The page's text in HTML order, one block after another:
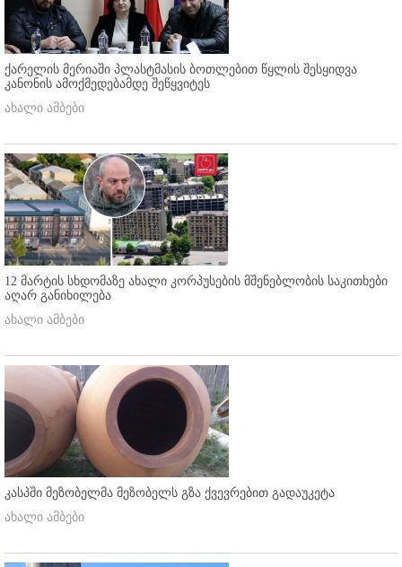
ქარელის მერიაში პლასტმასის ბოთლებით წყლის შესყიდვა
კანონის ამოქმედებამდე შეწყვიტეს
ახალი ამბები
12 მარტის სხდომაზე ახალი კორპუსების მშენებლობის საკითხები
აღარ განიხილება
ახალი ამბები
კასპში მეზობელმა მეზობელს გზა ქვევრებით გადაუკეტა
ახალი ამბები